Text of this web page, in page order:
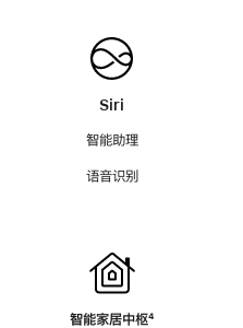
Siri
智能助理
语音识别
智能家居中枢脚
⁴